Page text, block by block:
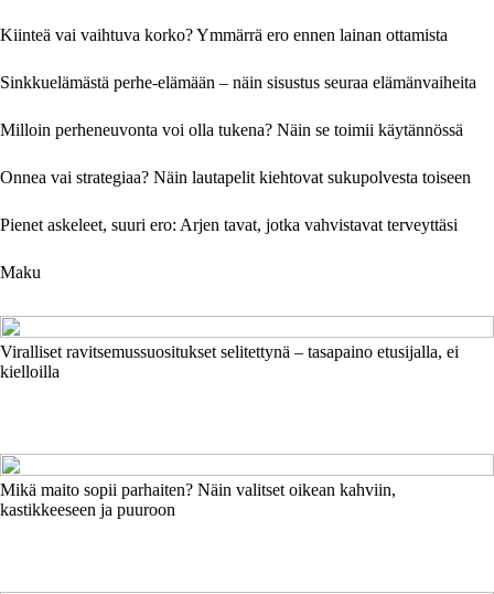
Kiinteä vai vaihtuva korko? Ymmärrä ero ennen lainan ottamista
Sinkkuelämästä perhe-elämään – näin sisustus seuraa elämänvaiheita
Milloin perheneuvonta voi olla tukena? Näin se toimii käytännössä
Onnea vai strategiaa? Näin lautapelit kiehtovat sukupolvesta toiseen
Pienet askeleet, suuri ero: Arjen tavat, jotka vahvistavat terveyttäsi
Maku
Viralliset ravitsemussuositukset selitettynä – tasapaino etusijalla, ei
kielloilla
Mikä maito sopii parhaiten? Näin valitset oikean kahviin,
kastikkeeseen ja puuroon